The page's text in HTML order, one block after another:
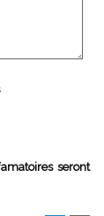
seront